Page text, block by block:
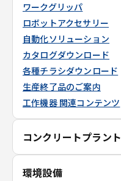
ワークグリッパ
ロボットアクセサリー
自動化ソリューション
カタログダウンロード
各種チラシダウンロード
生産終了品のご案内
工作機器 関連コンテンツ
コンクリートプラント
環境設備